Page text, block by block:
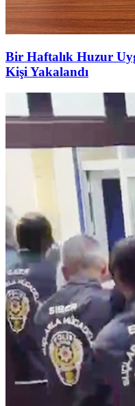
Bir Haftalık Huzur
Kişi Yakalandı